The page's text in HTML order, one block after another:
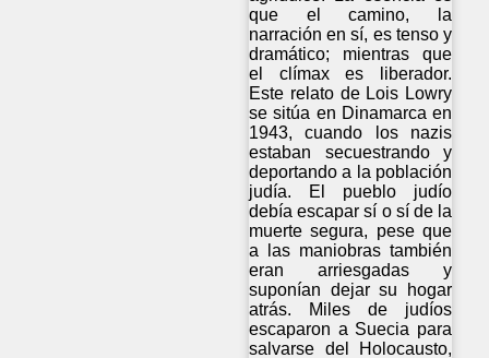
que el camino, la
narración en sí, es tenso y
dramático; mientras que
el clímax es liberador.
Este relato de Lois Lowry
se sitúa en Dinamarca en
1943, cuando los nazis
estaban secuestrando y
deportando a la población
judía. El pueblo judío
debía escapar sí o sí de la
muerte segura, pese que
a las maniobras también
eran arriesgadas y
suponían dejar su hogar
atrás. Miles de judíos
escaparon a Suecia para
salvarse del Holocausto,